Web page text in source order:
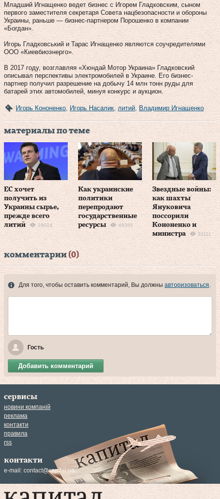
Младший Игнащенко ведет бизнес с Игорем Гладковским, сыном
первого заместителя секретаря Совета нацбезопасности и обороны
Украины, раньше — бизнес-партнером Порошенко в компании
«Богдан».
Игорь Гладковський и Тарас Игнащенко являются соучредителями
ООО «Киевбиоэнерго».
В 2017 году, возглавляя «Хюндай Мотор Украина» Гладковский
описывал перспективы электромобилей в Украине. Его бизнес-
партнер получил разрешение на добычу 14 млн тонн руды для
батарей этих автомобилей, минуя конкурс и аукцион.
Игорь Кононенко Игорь Насалик литий Владимир Игнащенко
материалы по теме
ЕС хочет
получить из
Украины сырье,
прежде всего
литий
29024
Как украинские
политики
перепродают
государственные
ресурсы
49385
Звездные войны:
как шахты
Януковича
поссорили
Кононенко и
министра
31111
комментарии (0)
Для того, чтобы оставить комментарий, Вы должны авторизоваться.
Гость
Добавить комментарий
сервисы
новини компаній
реклама
контакти
правила
rss
контакти
e-mail: contact@capital.ua